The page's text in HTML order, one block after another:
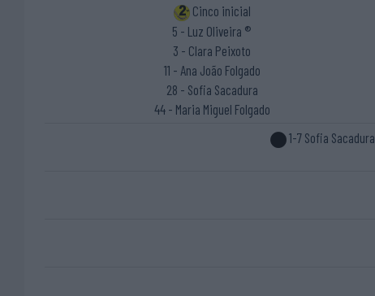
Cinco inicial
5 - Luz Oliveira ®
3 - Clara Peixoto
11 - Ana João Folgado
28 - Sofia Sacadura
44 - Maria Miguel Folgado
1-7 Sofia Sacadura